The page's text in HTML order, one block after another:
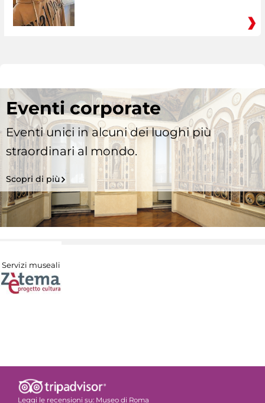
Eventi corporate
Eventi unici in alcuni dei luoghi più
straordinari al mondo.
Scopri di più
Servizi museali
Leggi le recensioni su: Museo di Roma